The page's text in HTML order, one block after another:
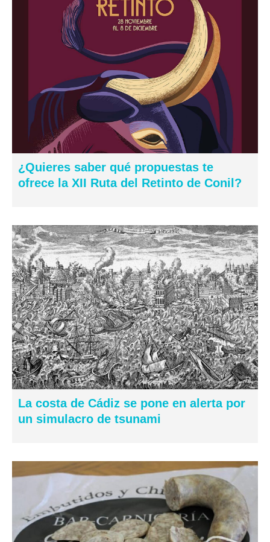
¿Quieres saber qué propuestas te
ofrece la XII Ruta del Retinto de Conil?
La costa de Cádiz se pone en alerta por
un simulacro de tsunami